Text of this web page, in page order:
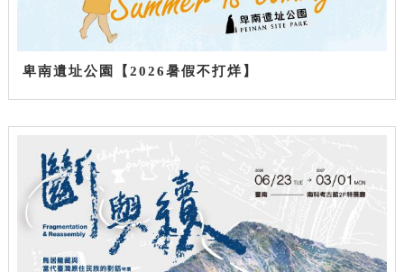
卑南遺址公園【2026暑假不打烊】